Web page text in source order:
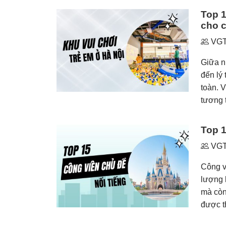
Top
cho
Giữa
đến lý
toàn.
tương
Top
Công
lượng
mà
được